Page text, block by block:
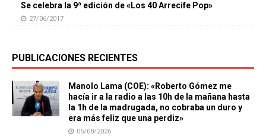
Se celebra la 9ª edición de «Los 40 Arrecife Pop»
27/06/2017
PUBLICACIONES RECIENTES
Manolo Lama (COE): «Roberto Gómez me
hacía ir a la radio a las 10h de la mañana hasta
la 1h de la madrugada, no cobraba un duro y
era más feliz que una perdiz»
05/08/2026